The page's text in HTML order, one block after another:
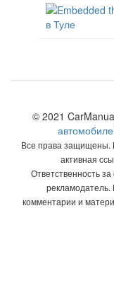
© 2021
Все права защищены.
активная
Ответственность
рекламодатель.
комментарии и